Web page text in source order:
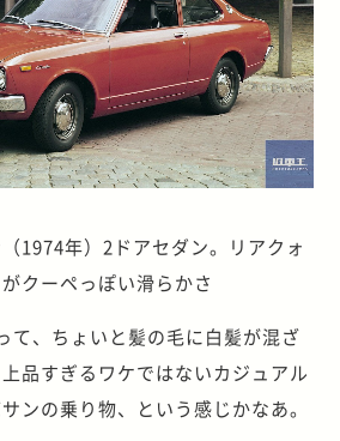
年）2ドアセダン。リアクォ
クーペっぽい滑らかさ
て、ちょいと髪の毛に白髪が混ざ
品すぎるワケではないカジュアル
ンの乗り物、という感じかなあ。